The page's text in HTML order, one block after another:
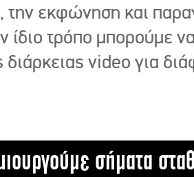
την εκφώνηση και
ίδιο τρόπο μπορούμε
διάρκειας video για
σήματα